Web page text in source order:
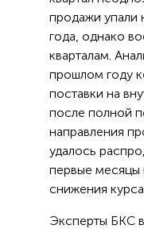
продажи упали
года, однако
кварталам.
прошлом году
поставки на
после полной
направления
удалось
первые месяцы
снижения
Эксперты БКС